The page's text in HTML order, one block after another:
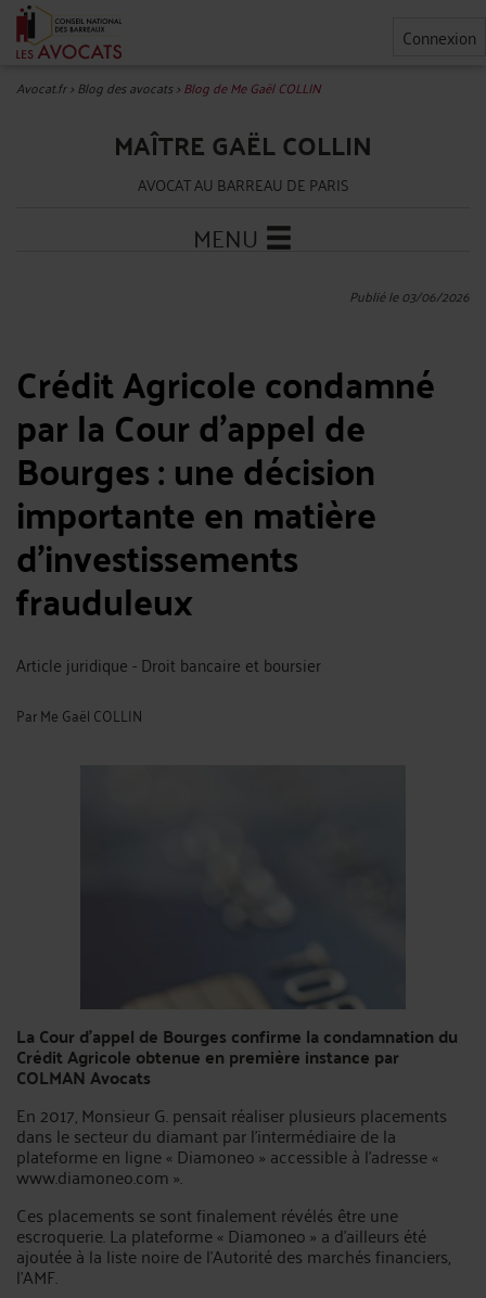
Connexion
Avocat.fr>Blog des avocats>Blog de Me Gaël COLLIN
MAÎTRE GAËL COLLIN
AVOCAT AU BARREAU DE PARIS
MENU
Publié le 03/06/2026
Crédit Agricole condamné
par la Cour d’appel de
Bourges : une décision
importante en matière
d’investissements
frauduleux
Article juridique - Droit bancaire et boursier
ParMe Gaël COLLIN
La Cour d’appel de Bourges confirme la condamnation du
Crédit Agricole obtenue en première instance par
COLMAN Avocats
En 2017, Monsieur G. pensait réaliser plusieurs placements
dans le secteur du diamant par l’intermédiaire de la
plateforme en ligne « Diamoneo » accessible à l’adresse «
www.diamoneo.com ».
Ces placements se sont finalement révélés être une
escroquerie. La plateforme « Diamoneo » a d’ailleurs été
ajoutée à la liste noire de l’Autorité des marchés financiers,
l’AMF.